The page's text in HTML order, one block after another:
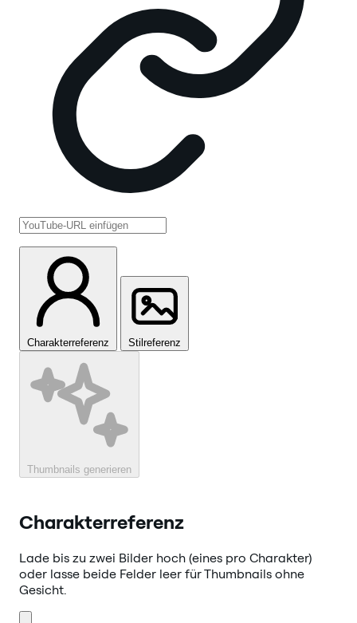
Charakterreferenz Stilreferenz
Thumbnails generieren
Charakterreferenz
Lade bis zu zwei Bilder hoch (eines pro Charakter)
oder lasse beide Felder leer für Thumbnails ohne
Gesicht.